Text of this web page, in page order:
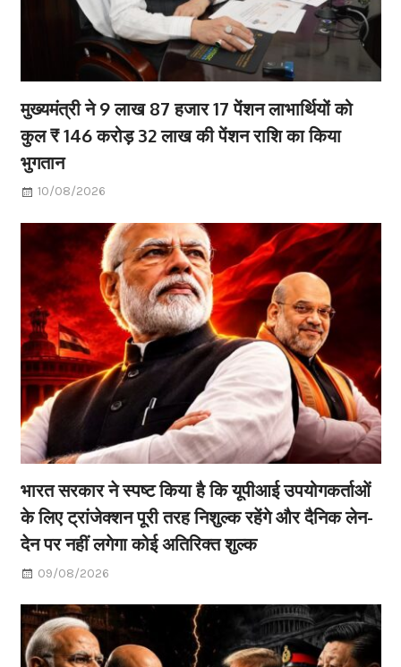
मुख्यमंत्री ने 9 लाख 87 हजार 17 पेंशन लाभार्थियों को
कुल ₹ 146 करोड़ 32 लाख की पेंशन राशि का किया
भुगतान
10/08/2026
भारत सरकार ने स्पष्ट किया है कि यूपीआई उपयोगकर्ताओं
के लिए ट्रांजेक्शन पूरी तरह निशुल्क रहेंगे और दैनिक लेन-
देन पर नहीं लगेगा कोई अतिरिक्त शुल्क
09/08/2026